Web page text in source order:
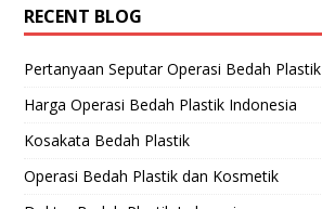
RECENT BLOG
Pertanyaan Seputar Operasi Bedah Plastik
Harga Operasi Bedah Plastik Indonesia
Kosakata Bedah Plastik
Operasi Bedah Plastik dan Kosmetik